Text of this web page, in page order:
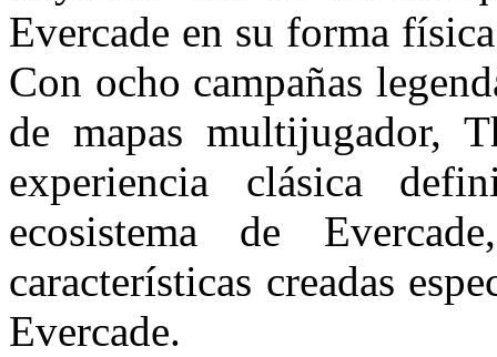
Evercade en su forma
Con ocho campañas
de mapas multijugador,
experiencia clásica
ecosistema de
características creadas
Evercade.